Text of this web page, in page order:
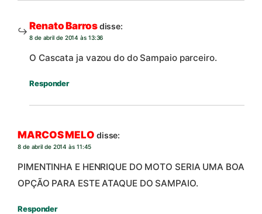
Renato Barrosdisse:
8 de abril de 2014 às 13:36
O Cascata ja vazou do do Sampaio parceiro.
Responder
MARCOS MELO disse:
8 de abril de 2014 às 11:45
PIMENTINHA E HENRIQUE DO MOTO SERIA UMA BOA
OPÇÃO PARA ESTE ATAQUE DO SAMPAIO.
Responder